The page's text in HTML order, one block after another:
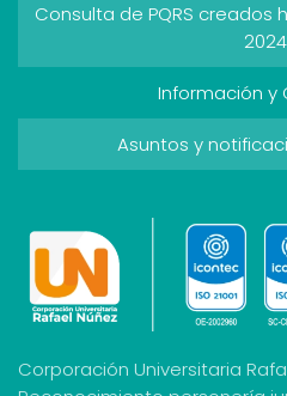
Consulta de PQRS
2024
Información y
Asuntos y
Corporación Universitaria